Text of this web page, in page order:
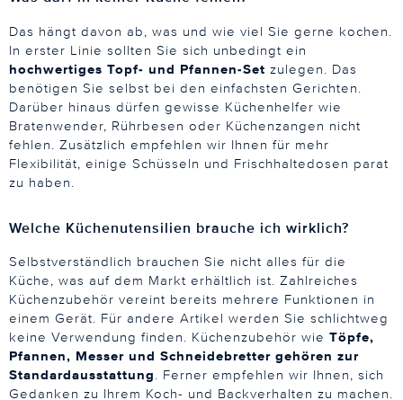
Das hängt davon ab, was und wie viel Sie gerne kochen.
In erster Linie sollten Sie sich unbedingt ein
hochwertiges Topf- und Pfannen-Set zulegen. Das
benötigen Sie selbst bei den einfachsten Gerichten.
Darüber hinaus dürfen gewisse Küchenhelfer wie
Bratenwender, Rührbesen oder Küchenzangen nicht
fehlen. Zusätzlich empfehlen wir Ihnen für mehr
Flexibilität, einige Schüsseln und Frischhaltedosen parat
zu haben.
Welche Küchenutensilien brauche ich wirklich?
Selbstverständlich brauchen Sie nicht alles für die
Küche, was auf dem Markt erhältlich ist. Zahlreiches
Küchenzubehör vereint bereits mehrere Funktionen in
einem Gerät. Für andere Artikel werden Sie schlichtweg
keine Verwendung finden. Küchenzubehör wie Töpfe,
Pfannen, Messer und Schneidebretter gehören zur
Standardausstattung. Ferner empfehlen wir Ihnen, sich
Gedanken zu Ihrem Koch- und Backverhalten zu machen.